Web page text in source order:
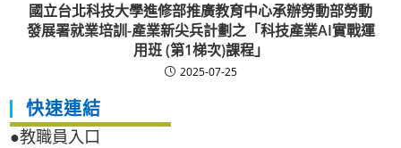
國立台北科技大學進修部推廣教育中心承辦勞動部勞動
發展署就業培訓-產業新尖兵計劃之「科技產業AI實戰運
用班 (第1梯次)課程」
2025-07-25
快速連結
●教職員入口